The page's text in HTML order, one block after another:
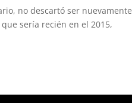
no descartó ser nuevamente
sería recién en el 2015,